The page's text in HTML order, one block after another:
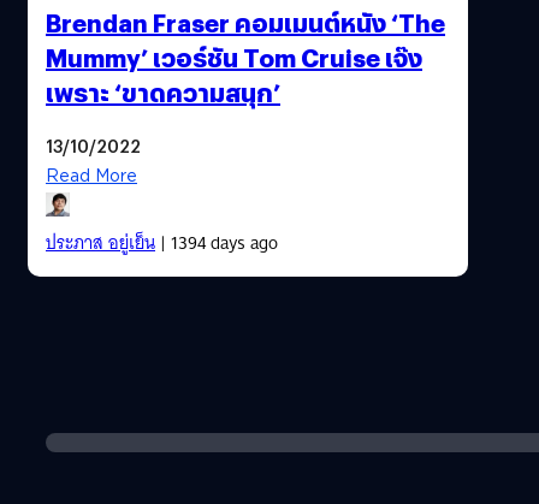
Brendan Fraser คอมเมนต์หนัง ‘The
Mummy’ เวอร์ชัน Tom Cruise เจ๊ง
เพราะ ‘ขาดความสนุก’
13/10/2022
Read More
ประภาส อยู่เย็น| 1394 days ago